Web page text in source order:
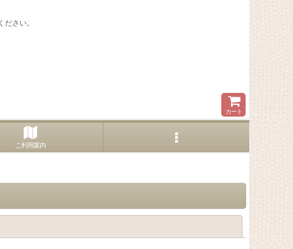
さい。
カート
ご利用案内